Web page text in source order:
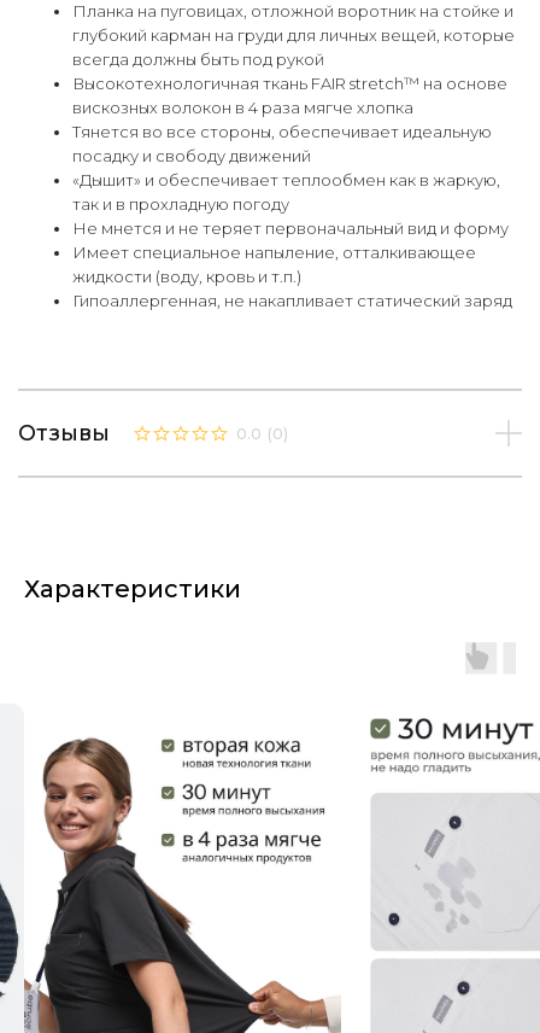
Планка на пуговицах, отложной воротник на стойке и
глубокий карман на груди для личных вещей, которые
всегда должны быть под рукой
Высокотехнологичная ткань FAIR stretch™ на основе
вискозных волокон в 4 раза мягче хлопка
Тянется во все стороны, обеспечивает идеальную
посадку и свободу движений
«Дышит» и обеспечивает теплообмен как в жаркую,
так и в прохладную погоду
Не мнется и не теряет первоначальный вид и форму
Имеет специальное напыление, отталкивающее
жидкости (воду, кровь и т.п.)
Гипоаллергенная, не накапливает статический заряд
Отзывы 0.0 (0)
Характеристики